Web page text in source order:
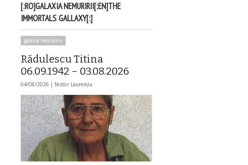
[:RO]GALAXIA NEMURIRII[:EN]THE
IMMORTALS GALLAXY[:]
galaxia nemuririi
Rădulescu Titina
06.09.1942 – 03.08.2026
04/08/2026 | Nistor Laurențiu